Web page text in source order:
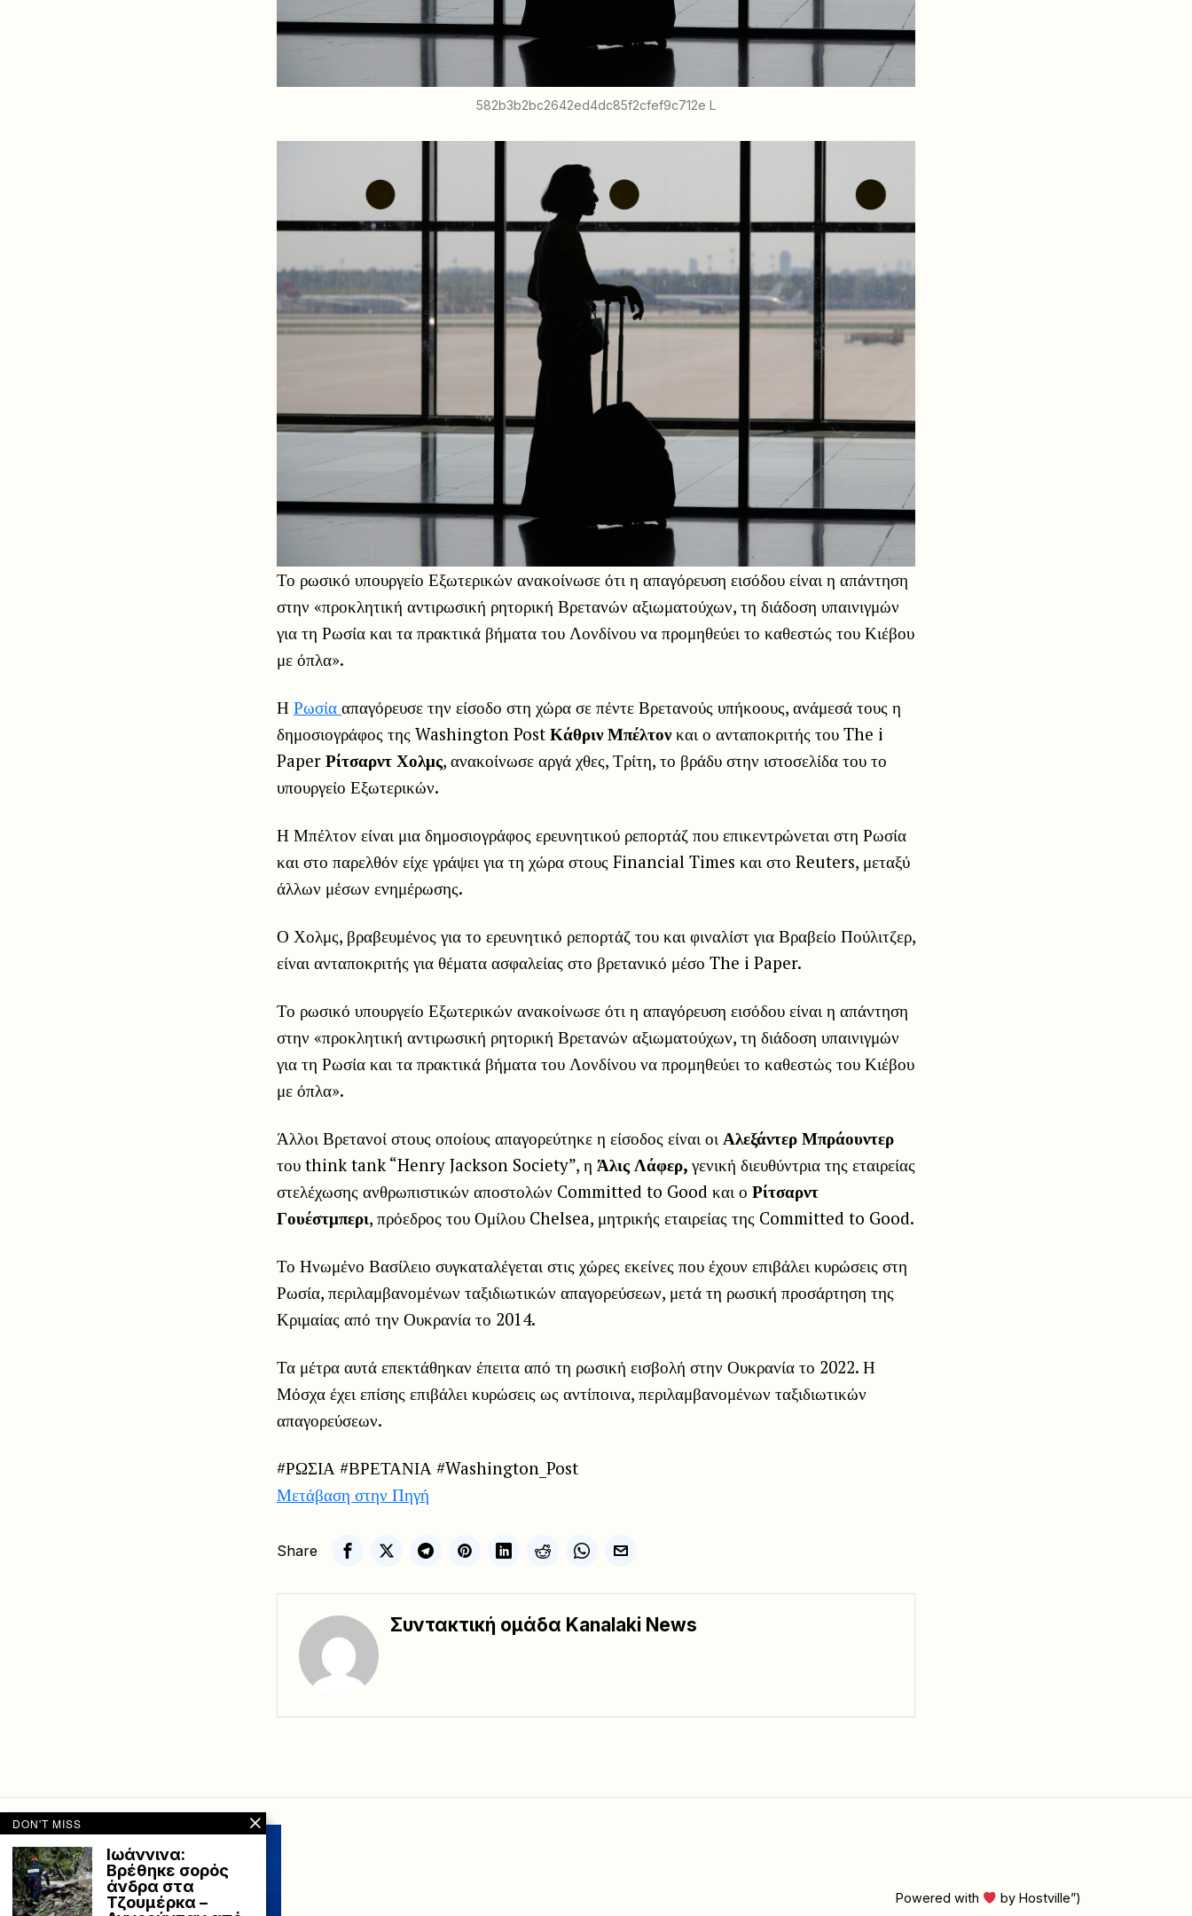
582b3b2bc2642ed4dc85f2cfef9c712e L
Το ρωσικό υπουργείο Εξωτερικών ανακοίνωσε ότι η απαγόρευση εισόδου είναι η απάντηση
στην «προκλητική αντιρωσική ρητορική Βρετανών αξιωματούχων, τη διάδοση υπαινιγμών
για τη Ρωσία και τα πρακτικά βήματα του Λονδίνου να προμηθεύει το καθεστώς του Κιέβου
με όπλα».
Η Ρωσία απαγόρευσε την είσοδο στη χώρα σε πέντε Βρετανούς υπήκοους, ανάμεσά τους η
δημοσιογράφος της Washington Post Κάθριν Μπέλτονκαι ο ανταποκριτής του The i
Paper Ρίτσαρντ Χολμς, ανακοίνωσε αργά χθες, Τρίτη, το βράδυ στην ιστοσελίδα του το
υπουργείο Εξωτερικών.
Η Μπέλτον είναι μια δημοσιογράφος ερευνητικού ρεπορτάζ που επικεντρώνεται στη Ρωσία
και στο παρελθόν είχε γράψει για τη χώρα στους Financial ⁠Times και στο Reuters, μεταξύ
άλλων μέσων ενημέρωσης.
Ο Χολμς, βραβευμένος για το ερευνητικό ρεπορτάζ του και φιναλίστ για Βραβείο Πούλιτζερ,
είναι ανταποκριτής για θέματα ασφαλείας στο βρετανικό μέσο The i Paper.
Το ρωσικό υπουργείο Εξωτερικών ανακοίνωσε ότι η απαγόρευση εισόδου είναι η απάντηση
στην «προκλητική αντιρωσική ρητορική Βρετανών αξιωματούχων, τη διάδοση υπαινιγμών
για τη Ρωσία και τα πρακτικά βήματα του Λονδίνου να προμηθεύει το καθεστώς του Κιέβου
με όπλα».
Άλλοι Βρετανοί στους οποίους απαγορεύτηκε η είσοδος είναι οι Αλεξάντερ Μπράουντερ
του think ⁠tank “Henry Jackson ⁠Society”, η Άλις Λάφερ, γενική διευθύντρια της εταιρείας
στελέχωσης ανθρωπιστικών αποστολών Committed to Good και ο Ρίτσαρντ
Γουέστμπερι, πρόεδρος του Ομίλου Chelsea, μητρικής εταιρείας της Committed to Good.
Το Ηνωμένο Βασίλειο συγκαταλέγεται στις χώρες εκείνες που έχουν επιβάλει κυρώσεις στη
Ρωσία, περιλαμβανομένων ταξιδιωτικών απαγορεύσεων, μετά τη ρωσική προσάρτηση της
Κριμαίας από την Ουκρανία το 2014.
Τα μέτρα αυτά επεκτάθηκαν έπειτα από τη ρωσική εισβολή στην Ουκρανία το 2022. Η
Μόσχα έχει επίσης επιβάλει κυρώσεις ως αντίποινα, περιλαμβανομένων ταξιδιωτικών
απαγορεύσεων.
#ΡΩΣΙΑ #ΒΡΕΤΑΝΙΑ #Washington_Post
Μετάβαση στην Πηγή
Share
Συντακτική ομάδα Kanalaki News
Powered with by Hostville”)
DON'T MISS
Ιωάννινα:
Βρέθηκε σορός
άνδρα στα
Τζουμέρκα –